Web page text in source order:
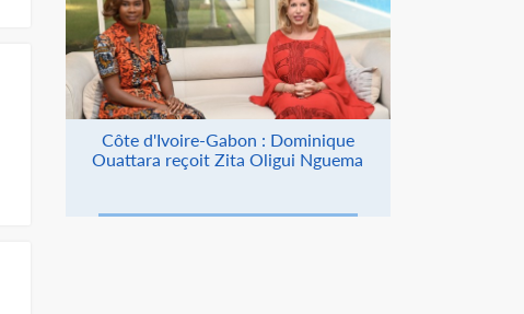
Côte d'Ivoire-Gabon : Dominique
Ouattara reçoit Zita Oligui Nguema